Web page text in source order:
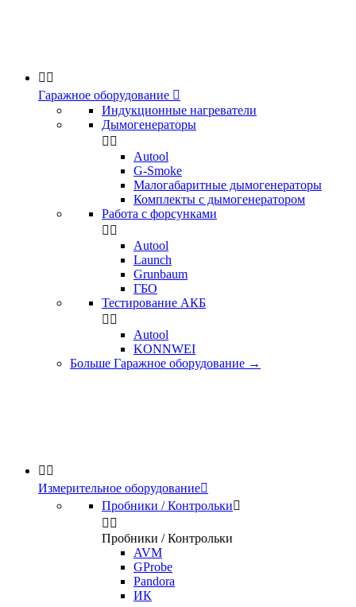
 
Гаражное оборудование 
Индукционные нагреватели
Дымогенераторы
 
Аutool
G-Smoke
Малогабаритные дымогенераторы
Комплекты с дымогенератором
Работа с форсунками
 
Autool
Launch
Grunbaum
ГБО
Тестирование АКБ
 
Autool
KONNWEI
Больше Гаражное оборудование →
 
Измерительное оборудование
Пробники / Контрольки
 
Пробники / Контрольки
AVM
GProbe
Pandora
ИК